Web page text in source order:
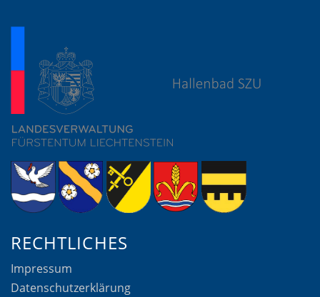
RECHTLICHES
Impressum
Datenschutzerklärung